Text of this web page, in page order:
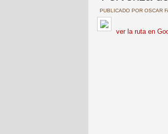
PUBLICADO POR OSCAR
ver la ruta en